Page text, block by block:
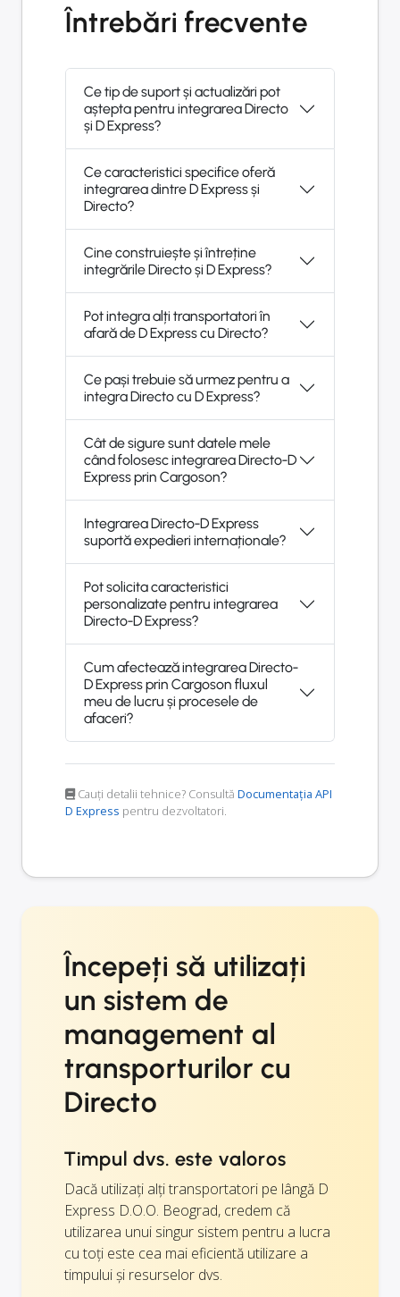
Întrebări frecvente
Ce tip de suport și actualizări pot
aștepta pentru integrarea Directo
și D Express?
Ce caracteristici specifice oferă
integrarea dintre D Express și
Directo?
Cine construiește și întreține
integrările Directo și D Express?
Pot integra alți transportatori în
afară de D Express cu Directo?
Ce pași trebuie să urmez pentru a
integra Directo cu D Express?
Cât de sigure sunt datele mele
când folosesc integrarea Directo-D
Express prin Cargoson?
Integrarea Directo-D Express
suportă expedieri internaționale?
Pot solicita caracteristici
personalizate pentru integrarea
Directo-D Express?
Cum afectează integrarea Directo-
D Express prin Cargoson fluxul
meu de lucru și procesele de
afaceri?
Cauți detalii tehnice? Consultă Documentația API
D Express pentru dezvoltatori.
Începeți să utilizați
un sistem de
management al
transporturilor cu
Directo
Timpul dvs. este valoros
Dacă utilizați alți transportatori pe lângă D
Express D.O.O. Beograd, credem că
utilizarea unui singur sistem pentru a lucra
cu toți este cea mai eficientă utilizare a
timpului și resurselor dvs.